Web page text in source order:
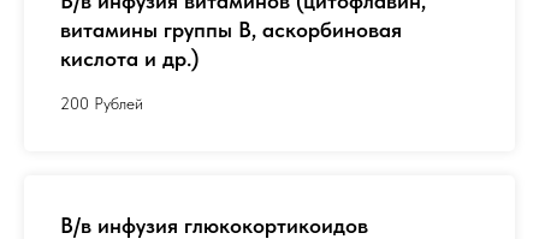
витамины группы В, аскорбиновая
кислота и др.)
200 Рублей
В/в инфузия глюкокортикоидов